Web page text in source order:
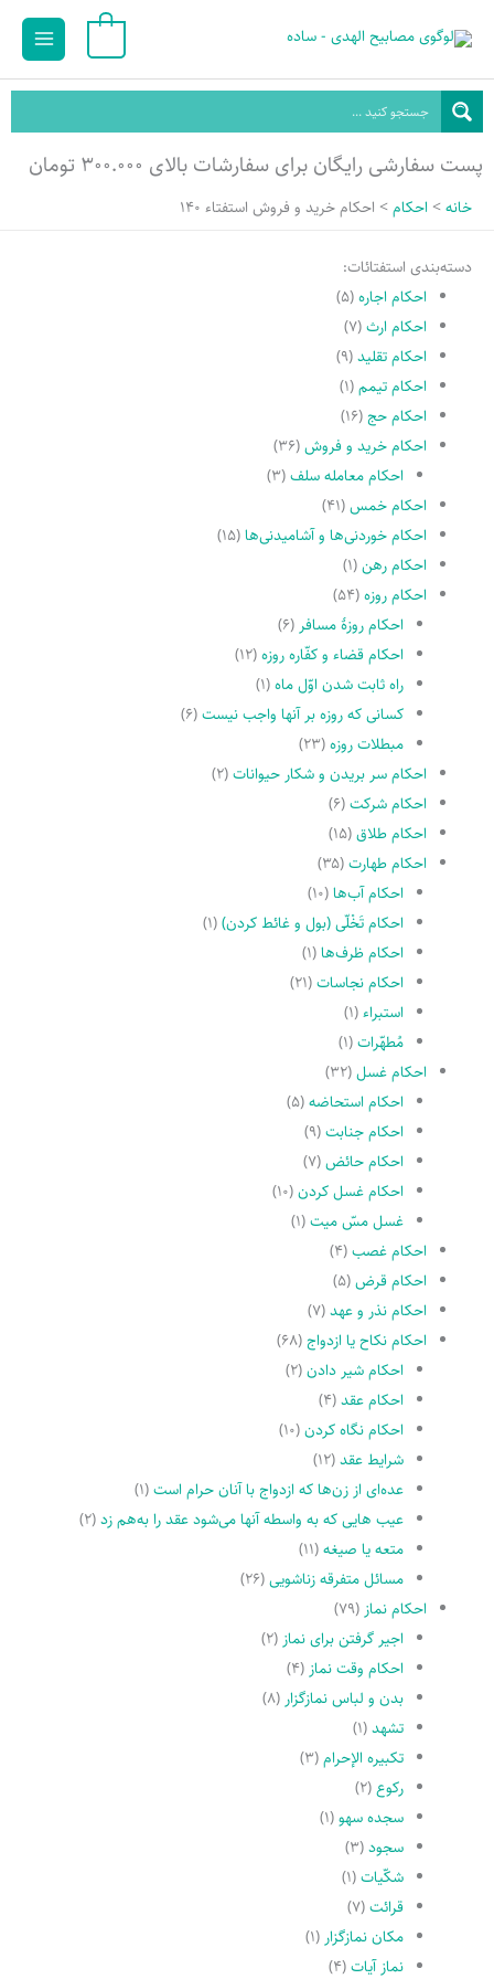
محتوا
Main
پست سفارشی رایگان برای سفارشات بالای ۳۰۰.۰۰۰ تومان
خانه احکام احکام خرید و فروش استفتاء 140
دسته‌بندی استفتائات:
احکام اجاره(۵)
احکام ارث(۷)
احکام تقلید(۹)
احکام تیمم(۱)
احکام حج(۱۶)
احکام خرید و فروش(۳۶)
احکام معامله سلف(۳)
احکام خمس(۴۱)
احکام خوردنی‌ها و آشامیدنی‌ها(۱۵)
احکام رهن(۱)
احکام روزه(۵۴)
احکام روزۀ مسافر (۶)
احکام قضاء و کفّاره روزه(۱۲)
راه ثابت شدن اوّل ماه(۱)
کسانى که روزه بر آنها واجب نیست(۶)
مبطلات روزه(۲۳)
احکام سر بریدن و شکار حیوانات(۲)
احکام شرکت(۶)
احکام طلاق(۱۵)
احکام طهارت(۳۵)
احکام آب‌ها(۱۰)
احکام تَخْلّى (بول و غائط کردن)(۱)
احکام ظرف‌ها(۱)
احکام نجاسات(۲۱)
استبراء(۱)
مُطهّرات(۱)
احکام غسل(۳۲)
احکام استحاضه(۵)
احکام جنابت(۹)
احکام حائض(۷)
احکام غسل کردن(۱۰)
غسل مسّ میت(۱)
احکام غصب(۴)
احکام قرض(۵)
احکام نذر و عهد(۷)
احکام نکاح یا ازدواج(۶۸)
احکام شیر دادن(۲)
احکام عقد(۴)
احکام نگاه کردن(۱۰)
شرایط عقد(۱۲)
عده‌اى از زن‌ها که ازدواج با آنان حرام است(۱)
عیب هایى که به واسطه آنها مى‌شود عقد را به‌هم زد(۲)
متعه یا صیغه(۱۱)
مسائل متفرقه زناشویى(۲۶)
احکام نماز (۷۹)
اجیر گرفتن براى نماز (۲)
احکام وقت نماز (۴)
بدن و لباس نمازگزار (۸)
تشهد(۱)
تکبیره الإحرام(۳)
رکوع(۲)
سجده سهو(۱)
سجود(۳)
شکّیات(۱)
قرائت(۷)
مکان نمازگزار (۱)
نماز آیات(۴)